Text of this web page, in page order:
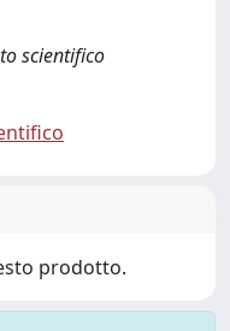
scientifico
prodotto.